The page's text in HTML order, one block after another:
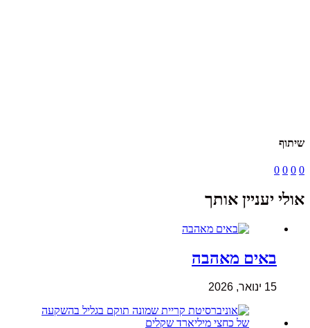
שיתוף
0
0
0
0
אולי יעניין אותך
באים מאהבה
15 ינואר, 2026